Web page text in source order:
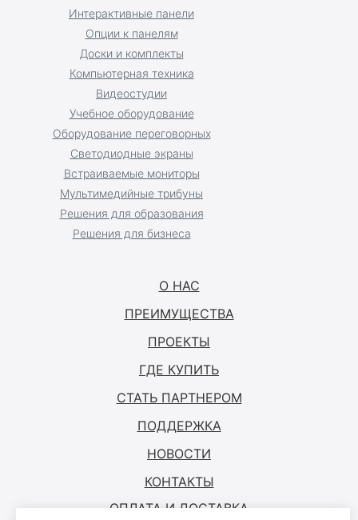
О НАС
ПРЕИМУЩЕСТВА
ПРОЕКТЫ
ГДЕ КУПИТЬ
СТАТЬ ПАРТНЕРОМ
ПОДДЕРЖКА
НОВОСТИ
КОНТАКТЫ
ОПЛАТА И ДОСТАВКА
Интерактивные панели
Доски и комплекты
Оборудование переговорных
Учебное оборудование
Светодиодные экраны
Встраиваемые мониторы
Мультимедийные трибуны
Решения для образования
Решения для бизнеса
Опции к панелям
Компьютерная техника
Видеостудии